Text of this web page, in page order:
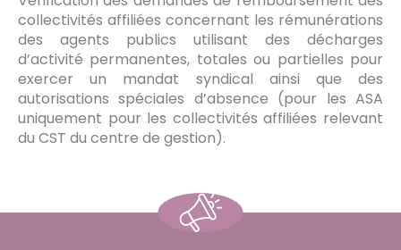
collectivités affiliées concernant les rémunérations
des agents publics utilisant des décharges
d’activité permanentes, totales ou partielles pour
exercer un mandat syndical ainsi que des
autorisations spéciales d’absence (pour les ASA
uniquement pour les collectivités affiliées relevant
du CST du centre de gestion).